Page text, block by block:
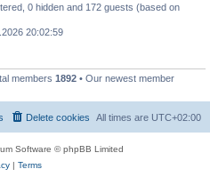
0 hidden and 172 guests (based on
20:02:59
members 1892 • Our newest member
All times are UTC+02:00
Delete cookies
Software © phpBB Limited
| Terms